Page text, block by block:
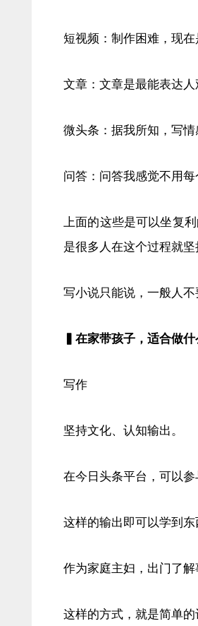
短视频：制作困难，现
文章：文章是最能表达
微头条：据我所知，写
问答：问答我感觉不用
上面的这些是可以坐复
是很多人在这个过程就
写小说只能说，一般人
▍在家带孩子，适合做
写作
坚持文化、认知输出。
在今日头条平台，可以参
这样的输出即可以学到东
作为家庭主妇，出门了
这样的方式，就是简单的